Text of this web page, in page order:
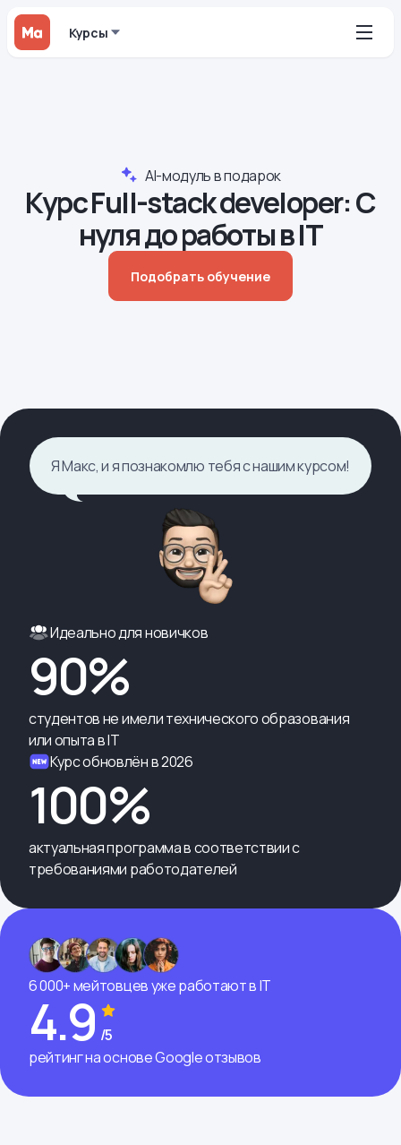
Курсы
AI-модуль в подарок
Курс Full-stack developer: С
нуля до работы в IT
Подобрать обучение
Я Макс, и я познакомлю тебя с нашим курсом!
Идеально для новичков
90%
студентов не имели технического образования
или опыта в IT
Курс обновлён в 2026
100%
актуальная программа в соответствии с
требованиями работодателей
6 000+ мейтовцев уже работают в IT
4.9 /5
рейтинг на основе Google отзывов